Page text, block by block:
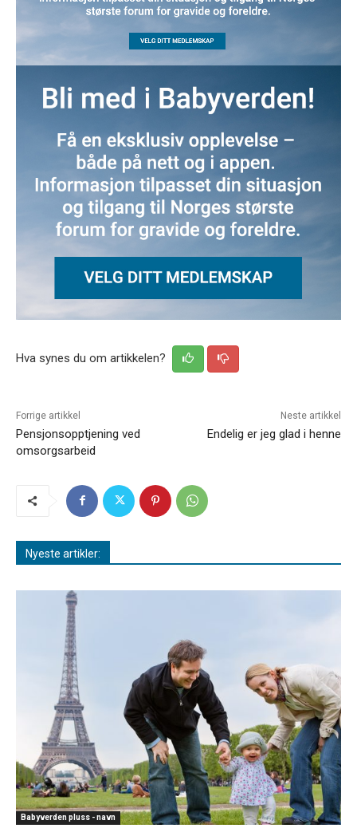
Hva synes du om artikkelen?
Forrige artikkel
Pensjonsopptjening ved
omsorgsarbeid
Neste artikkel
Endelig er jeg glad i henne
Nyeste artikler:
Babyverden pluss - navn